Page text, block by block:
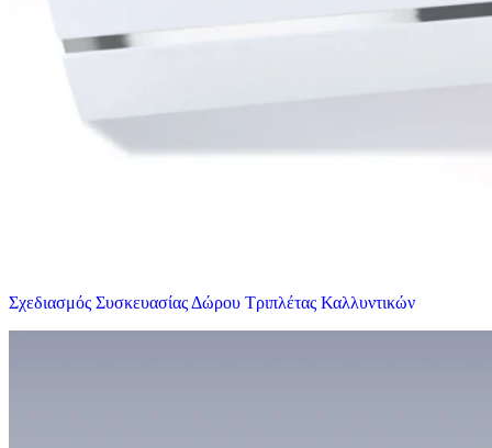
Σχεδιασμός Συσκευασίας Δώρου Τριπλέτας Καλλυντικών